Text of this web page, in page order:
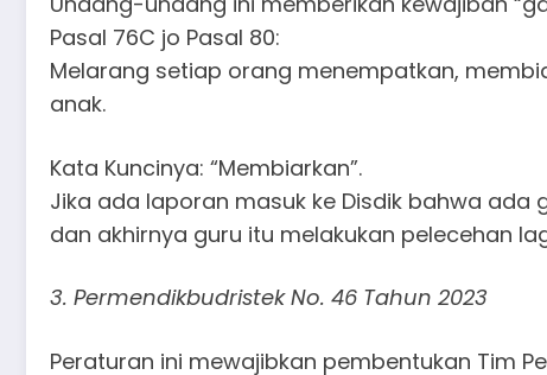
​Pasal 76C jo Pasal 80:
Melarang setiap orang menempatkan,
anak.
​Kata Kuncinya: “Membiarkan”.
Jika ada laporan masuk ke Disdik bahwa ada
dan akhirnya guru itu melakukan pelecehan
​3. Permendikbudristek No. 46 Tahun 2023
​Peraturan ini mewajibkan pembentukan Tim